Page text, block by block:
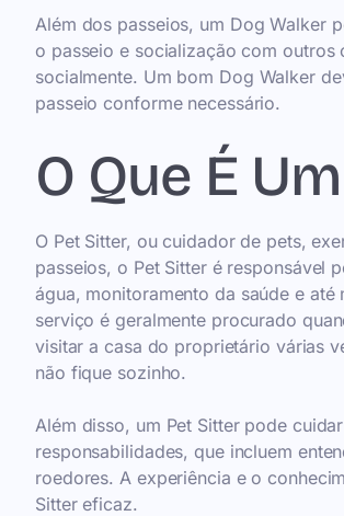
Além dos passeios, um Dog Walker
o passeio e socialização com outros
socialmente. Um bom Dog Walker
passeio conforme necessário.
O Que É
O Pet Sitter, ou cuidador de pets,
passeios, o Pet Sitter é responsável
água, monitoramento da saúde e
serviço é geralmente procurado
visitar a casa do proprietário várias
não fique sozinho.
Além disso, um Pet Sitter pode
responsabilidades, que incluem
roedores. A experiência e o
Sitter eficaz.